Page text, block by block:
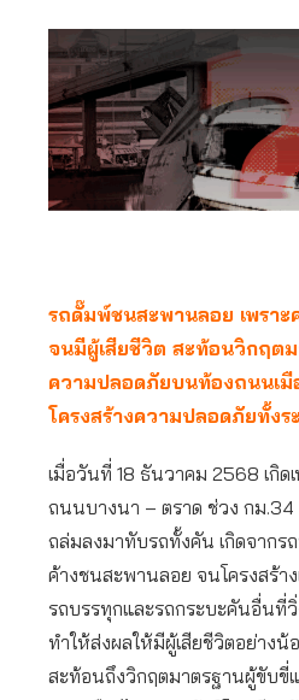
รถดั๊มพ์ชนสะพานลอย เพรา
จนมีผู้เสียชีวิต สะท้อนวิกฤต
ความปลอดภัยบนท้องถนนเมื
โครงสร้างความปลอดภัยทั้งร
เมื่อวันที่ 18 ธันวาคม 2568 เกิ
ถนนบางนา – ตราด ช่วง กม
ถล่มลงมาทับรถทั้งคัน เกิดจากร
ค้างชนสะพานลอย จนโครงสร้า
รถบรรทุกและรถกระบะคันอื่นที่
ทำให้ส่งผลให้มีผู้เสียชีวิตอย่างน้
สะท้อนถึงวิกฤตมาตรฐานผู้ขับขี่